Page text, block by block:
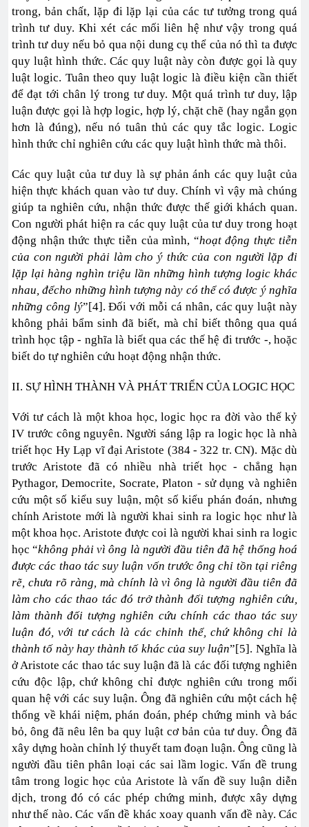
trong, bản chất, lặp đi lặp lại của các tư tưởng trong quá
trình tư duy. Khi xét các mối liên hệ như vậy trong quá
trình tư duy nếu bỏ qua nội dung cụ thể của nó thì ta được
quy luật hình thức. Các quy luật này còn được gọi là quy
luật logic. Tuân theo quy luật logic là điều kiện cần thiết
để đạt tới chân lý trong tư duy. Một quá trình tư duy, lập
luận được gọi là hợp logic, hợp lý, chặt chẽ (hay ngắn gọn
hơn là đúng), nếu nó tuân thủ các quy tắc logic. Logic
hình thức chỉ nghiên cứu các quy luật hình thức mà thôi.
Các quy luật của tư duy là sự phản ánh các quy luật của
hiện thực khách quan vào tư duy. Chính vì vậy mà chúng
giúp ta nghiên cứu, nhận thức được thế giới khách quan.
Con người phát hiện ra các quy luật của tư duy trong hoạt
động nhận thức thực tiễn của mình, “hoạt động thực tiễn
của con người phải làm cho ý thức của con người lặp đi
lặp lại hàng nghìn triệu lần những hình tượng logic khác
nhau, đểcho những hình tượng này có thể có được ý nghĩa
những công lý”[4]. Đối với mỗi cá nhân, các quy luật này
không phải bẩm sinh đã biết, mà chỉ biết thông qua quá
trình học tập - nghĩa là biết qua các thế hệ đi trước -, hoặc
biết do tự nghiên cứu hoạt động nhận thức.
II. SỰ HÌNH THÀNH VÀ PHÁT TRIỂN CỦA LOGIC HỌC
Với tư cách là một khoa học, logic học ra đời vào thế kỷ
IV trước công nguyên. Người sáng lập ra logic học là nhà
triết học Hy Lạp vĩ đại Aristote (384 - 322 tr. CN). Mặc dù
trước Aristote đã có nhiều nhà triết học - chẳng hạn
Pythagor, Democrite, Socrate, Platon - sử dụng và nghiên
cứu một số kiểu suy luận, một số kiểu phán đoán, nhưng
chính Aristote mới là người khai sinh ra logic học như là
một khoa học. Aristote được coi là người khai sinh ra logic
học “không phải vì ông là người đầu tiên đã hệ thống hoá
được các thao tác suy luận vốn trước ông chỉ tồn tại riêng
rẽ, chưa rõ ràng, mà chính là vì ông là người đầu tiên đã
làm cho các thao tác đó trở thành đối tượng nghiên cứu,
làm thành đối tượng nghiên cứu chính các thao tác suy
luận đó, với tư cách là các chỉnh thể, chứ không chỉ là
thành tố này hay thành tố khác của suy luận”[5]. Nghĩa là
ở Aristote các thao tác suy luận đã là các đối tượng nghiên
cứu độc lập, chứ không chỉ được nghiên cứu trong mối
quan hệ với các suy luận. Ông đã nghiên cứu một cách hệ
thống về khái niệm, phán đoán, phép chứng minh và bác
bỏ, ông đã nêu lên ba quy luật cơ bản của tư duy. Ông đã
xây dựng hoàn chỉnh lý thuyết tam đoạn luận. Ông cũng là
người đầu tiên phân loại các sai lầm logic. Vấn đề trung
tâm trong logic học của Aristote là vấn đề suy luận diễn
dịch, trong đó có các phép chứng minh, được xây dựng
như thế nào. Các vấn đề khác xoay quanh vấn đề này. Các